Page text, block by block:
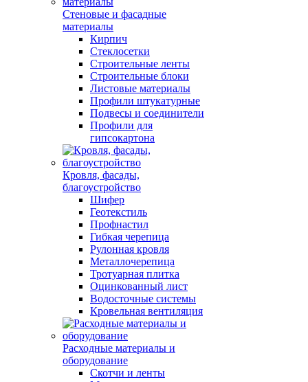
Стеновые и фасадные
материалы
Кирпич
Стеклосетки
Строительные ленты
Строительные блоки
Листовые материалы
Профили штукатурные
Подвесы и соединители
Профили для
гипсокартона
Кровля, фасады,
благоустройство
Шифер
Геотекстиль
Профнастил
Гибкая черепица
Рулонная кровля
Металлочерепица
Тротуарная плитка
Оцинкованный лист
Водосточные системы
Кровельная вентиляция
Расходные материалы и
оборудование
Скотчи и ленты